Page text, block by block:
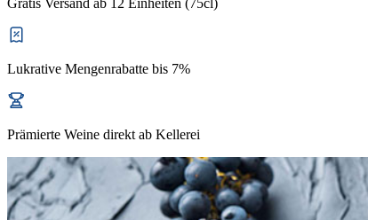
Gratis Versand ab 12 Einheiten (75cl)
Lukrative Mengenrabatte bis 7%
Prämierte Weine direkt ab Kellerei